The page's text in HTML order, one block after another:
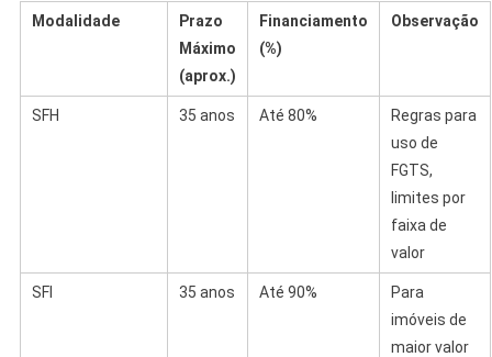
Modalidade
Prazo
Máximo
(aprox.)
Financiamento
(%)
Observação
SFH 35 anos Até 80%
Regras para
uso de
FGTS,
limites por
faixa de
valor
SFI 35 anos Até 90%
Para
imóveis de
maior valor